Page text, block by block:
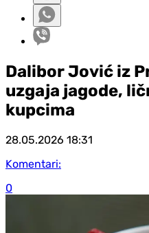
Dalibor Jović iz
uzgaja jagode,
kupcima
28.05.2026 18:31
Komentari:
0